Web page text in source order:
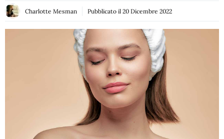
Charlotte Mesman Pubblicato il 20 Dicembre 2022